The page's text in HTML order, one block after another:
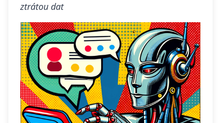
ztrátou dat